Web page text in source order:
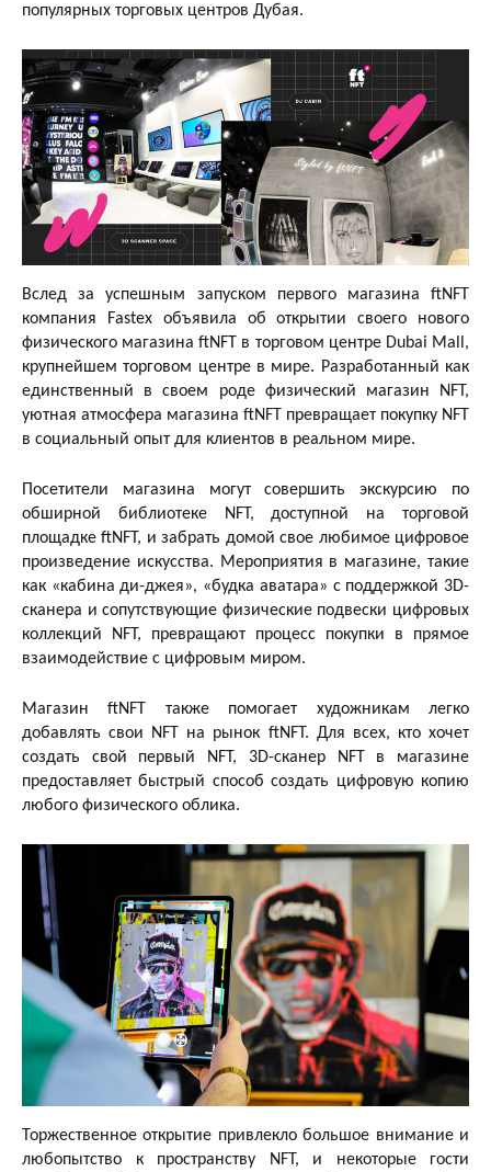
популярных торговых центров Дубая.
Вслед за успешным запуском первого магазина ftNFT
компания Fastex объявила об открытии своего нового
физического магазина ftNFT в торговом центре Dubai Mall,
крупнейшем торговом центре в мире. Разработанный как
единственный в своем роде физический магазин NFT,
уютная атмосфера магазина ftNFT превращает покупку NFT
в социальный опыт для клиентов в реальном мире.
Посетители магазина могут совершить экскурсию по
обширной библиотеке NFT, доступной на торговой
площадке ftNFT, и забрать домой свое любимое цифровое
произведение искусства. Мероприятия в магазине, такие
как «кабина ди-джея», «будка аватара» с поддержкой 3D-
сканера и сопутствующие физические подвески цифровых
коллекций NFT, превращают процесс покупки в прямое
взаимодействие с цифровым миром.
Магазин ftNFT также помогает художникам легко
добавлять свои NFT на рынок ftNFT. Для всех, кто хочет
создать свой первый NFT, 3D-сканер NFT в магазине
предоставляет быстрый способ создать цифровую копию
любого физического облика.
Торжественное открытие привлекло большое внимание и
любопытство к пространству NFT, и некоторые гости